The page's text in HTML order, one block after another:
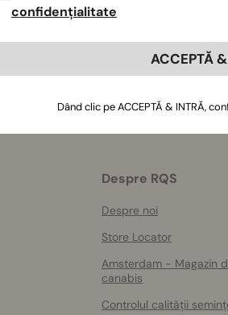
Despre RQS
Despre noi
Store Locator
Amsterdam - Magazin
canabis
Controlul calității
confidențialitate
ACCEPTĂ
Dând clic pe ACCEPTĂ & INTRĂ,